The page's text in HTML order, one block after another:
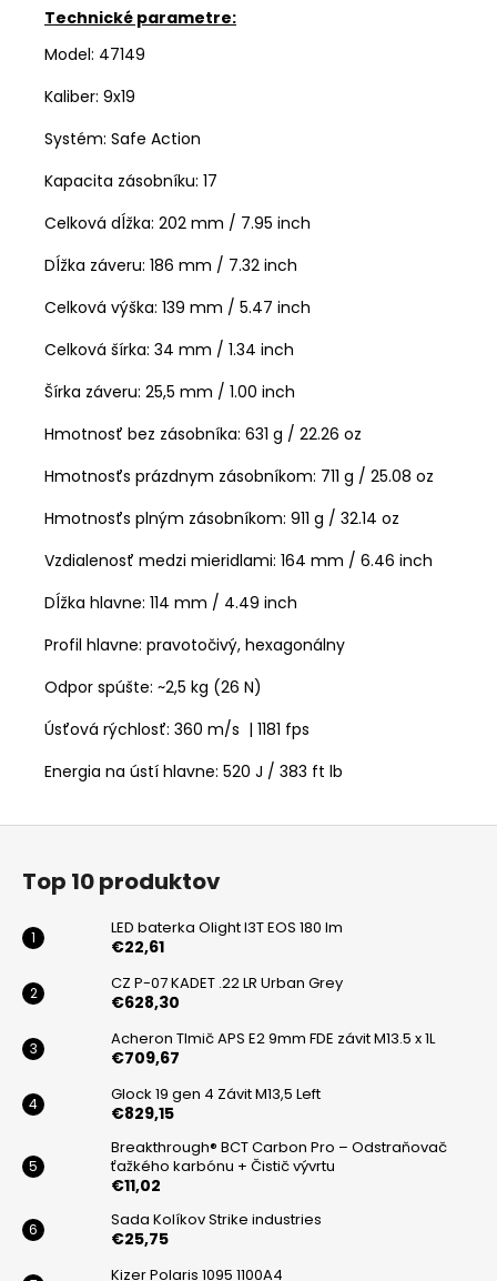
Technické parametre:
Model: 47149
Kaliber: 9x19
Systém: Safe Action
Kapacita zásobníku: 17
Celková dĺžka: 202 mm / 7.95 inch
Dĺžka záveru: 186 mm / 7.32 inch
Celková výška: 139 mm / 5.47 inch
Celková šírka: 34 mm / 1.34 inch
Šírka záveru: 25,5 mm / 1.00 inch
Hmotnosť bez zásobníka: 631 g / 22.26 oz
Hmotnosťs prázdnym zásobníkom: 711 g / 25.08 oz
Hmotnosťs plným zásobníkom: 911 g / 32.14 oz
Vzdialenosť medzi mieridlami: 164 mm / 6.46 inch
Dĺžka hlavne: 114 mm / 4.49 inch
Profil hlavne: pravotočivý, hexagonálny
Odpor spúšte: ~2,5 kg (26 N)
Úsťová rýchlosť: 360 m/s | 1181 fps
Energia na ústí hlavne: 520 J / 383 ft lb
Z
Top 10 produktov
LED baterka Olight I3T EOS 180 lm
€22,61
CZ P-07 KADET .22 LR Urban Grey
€628,30
Acheron Tlmič APS E2 9mm FDE závit M13.5 x 1L
€709,67
Glock 19 gen 4 Závit M13,5 Left
€829,15
Breakthrough® BCT Carbon Pro – Odstraňovač
ťažkého karbónu + Čistič vývrtu
€11,02
Sada Kolíkov Strike industries
€25,75
Kizer Polaris 1095 1100A4